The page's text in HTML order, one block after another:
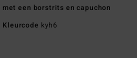
een borstrits en capuchon
Kleurcode kyh6